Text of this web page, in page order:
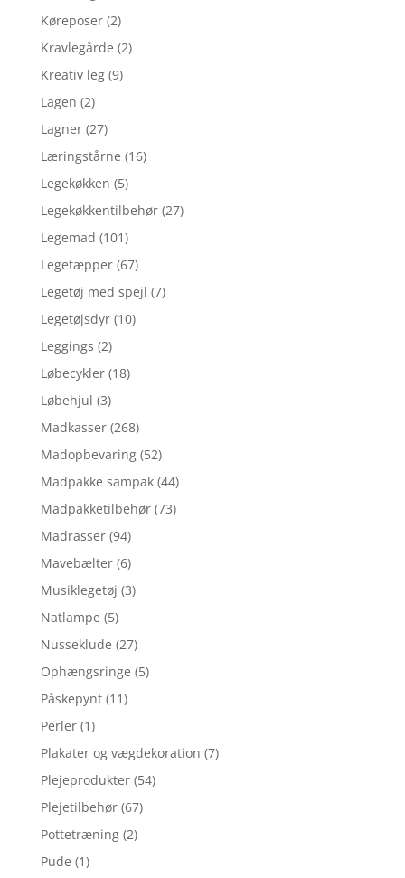
Køreposer (2)
Kravlegårde (2)
Kreativ leg (9)
Lagen (2)
Lagner (27)
Læringstårne (16)
Legekøkken (5)
Legekøkkentilbehør (27)
Legemad (101)
Legetæpper (67)
Legetøj med spejl (7)
Legetøjsdyr (10)
Leggings (2)
Løbecykler (18)
Løbehjul (3)
Madkasser (268)
Madopbevaring (52)
Madpakke sampak (44)
Madpakketilbehør (73)
Madrasser (94)
Mavebælter (6)
Musiklegetøj (3)
Natlampe (5)
Nusseklude (27)
Ophængsringe (5)
Påskepynt (11)
Perler (1)
Plakater og vægdekoration (7)
Plejeprodukter (54)
Plejetilbehør (67)
Pottetræning (2)
Pude (1)